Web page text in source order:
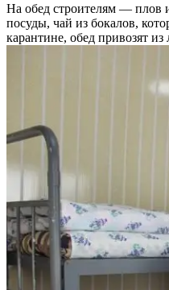
На обед строителям — плов
посуды, чай из бокалов,
карантине, обед привозят